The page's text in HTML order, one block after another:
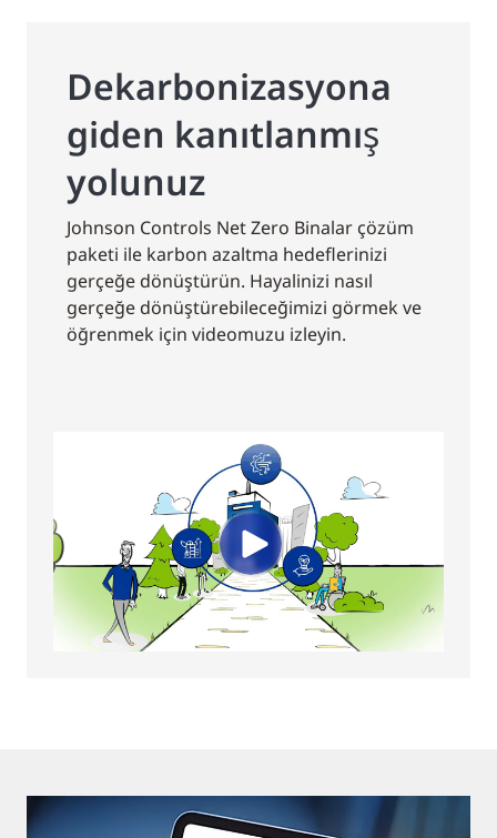
Dekarbonizasyona
giden kanıtlanmış
yolunuz
Johnson Controls Net Zero Binalar çözüm
paketi ile karbon azaltma hedeflerinizi
gerçeğe dönüştürün. Hayalinizi nasıl
gerçeğe dönüştürebileceğimizi görmek ve
öğrenmek için videomuzu izleyin.